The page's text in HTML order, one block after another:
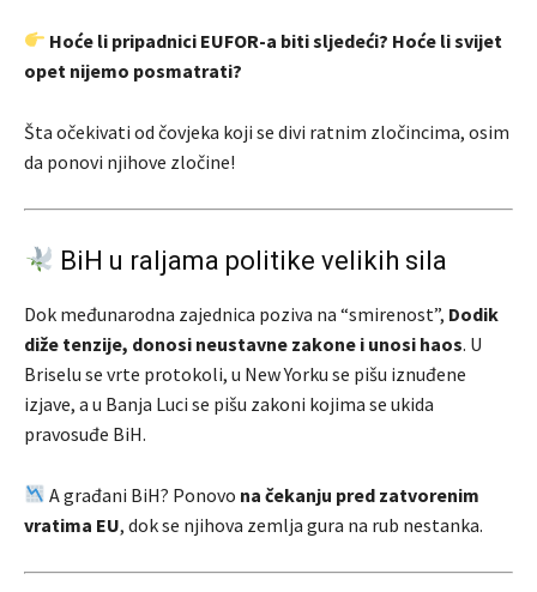
Hoće li pripadnici EUFOR-a biti sljedeći? Hoće li svijet
opet nijemo posmatrati?
Šta očekivati od čovjeka koji se divi ratnim zločincima, osim
da ponovi njihove zločine!
BiH u raljama politike velikih sila
Dok međunarodna zajednica poziva na “smirenost”, Dodik
diže tenzije, donosi neustavne zakone i unosi haos. U
Briselu se vrte protokoli, u New Yorku se pišu iznuđene
izjave, a u Banja Luci se pišu zakoni kojima se ukida
pravosuđe BiH.
A građani BiH? Ponovo na čekanju pred zatvorenim
vratima EU, dok se njihova zemlja gura na rub nestanka.